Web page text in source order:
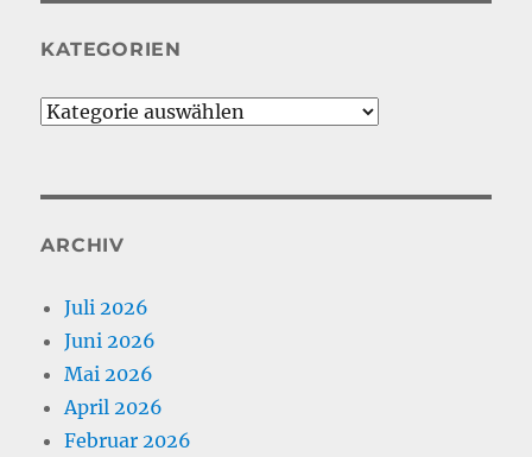
KATEGORIEN
Kategorien
ARCHIV
Juli 2026
Juni 2026
Mai 2026
April 2026
Februar 2026